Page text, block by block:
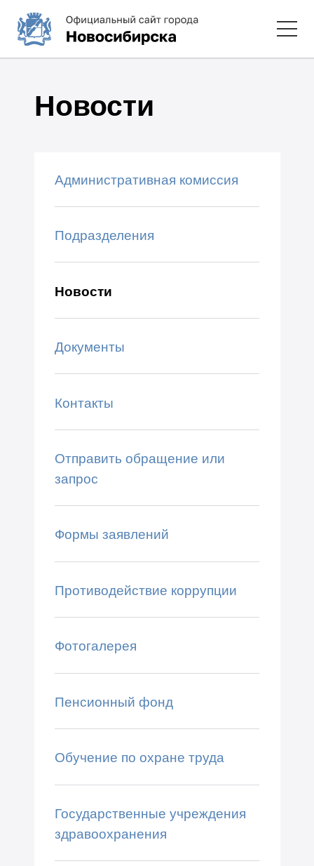
Новости
Административная комиссия
Подразделения
Новости
Документы
Контакты
Отправить обращение или
запрос
Формы заявлений
Противодействие коррупции
Фотогалерея
Пенсионный фонд
Обучение по охране труда
Государственные учреждения
здравоохранения